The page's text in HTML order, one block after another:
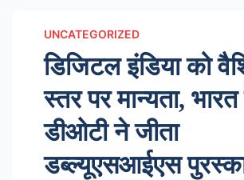
UNCATEGORIZED
डिजिटल इंडिया को
स्तर पर मान्यता,
डीओटी ने जीता
डब्ल्यूएसआईएस